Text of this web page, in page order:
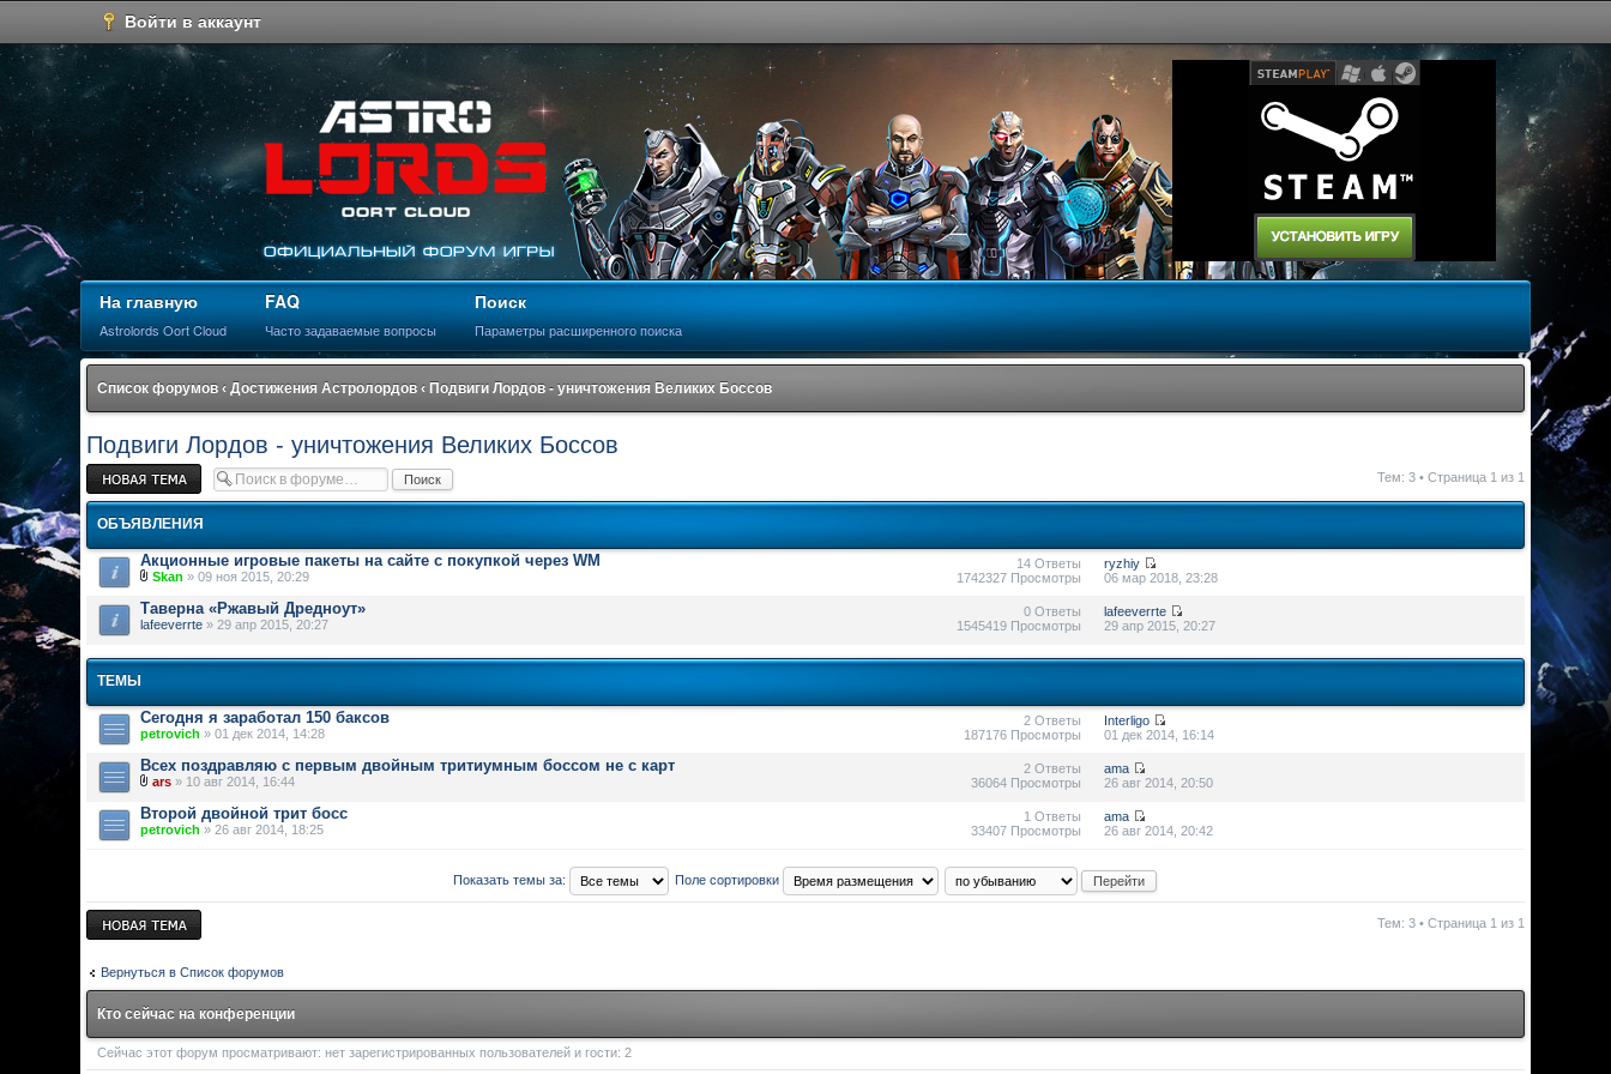
Войти в аккаунт
На главную
Astrolords Oort Cloud
FAQ
Часто задаваемые вопросы
Поиск
Параметры расширенного поиска
Список форумов ‹ Достижения Астролордов ‹ Подвиги Лордов - уничтожения Великих Боссов
Подвиги Лордов - уничтожения Великих Боссов
Новая тема Тем: 3 • Страница 1 из 1
ОБЪЯВЛЕНИЯ
Акционные игровые пакеты на сайте с покупкой через WM
Skan » 09 ноя 2015, 20:29
14 Ответы
1742327 Просмотры
ryzhiy
06 мар 2018, 23:28
Таверна «Ржавый Дредноут»
lafeeverrte » 29 апр 2015, 20:27
0 Ответы
1545419 Просмотры
lafeeverrte
29 апр 2015, 20:27
ТЕМЫ
Cегодня я заработал 150 баксов
petrovich » 01 дек 2014, 14:28
2 Ответы
187176 Просмотры
Interligo
01 дек 2014, 16:14
Всех поздравляю с первым двойным тритиумным боссом не с карт
ars » 10 авг 2014, 16:44
2 Ответы
36064 Просмотры
ama
26 авг 2014, 20:50
Второй двойной трит босс
petrovich » 26 авг 2014, 18:25
1 Ответы
33407 Просмотры
ama
26 авг 2014, 20:42
Показать темы за: Поле сортировки
Новая тема Тем: 3 • Страница 1 из 1
Вернуться в Список форумов
Кто сейчас на конференции
Сейчас этот форум просматривают: нет зарегистрированных пользователей и гости: 2